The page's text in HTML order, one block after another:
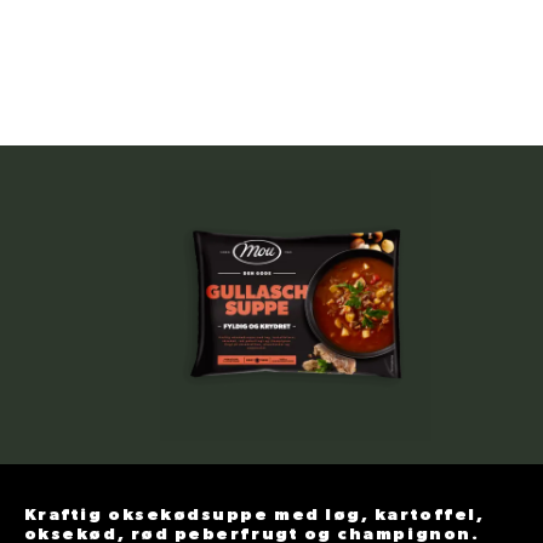
Kraftig oksekødsuppe med løg, kartoffel,
oksekød, rød peberfrugt og champignon.